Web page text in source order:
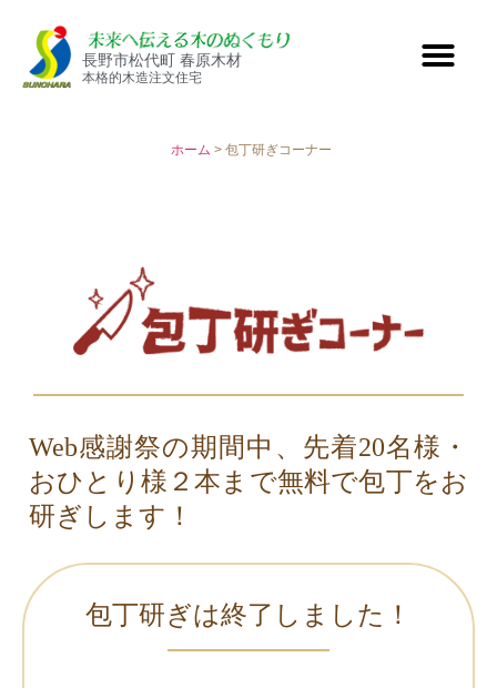
長野市松代町 春原木材
本格的木造注文住宅
ホーム > 包丁研ぎコーナー
Web感謝祭の期間中、 先着20名様・
おひとり様２本まで無料で包丁をお
研ぎします！
包丁研ぎは終了しました！